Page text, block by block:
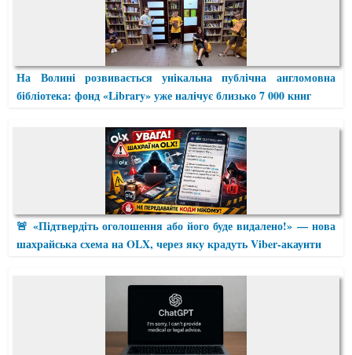
На Волині розвивається унікальна публічна англомовна
бібліотека: фонд «Library» уже налічує близько 7 000 книг
🚨 «Підтвердіть оголошення або його буде видалено!» — нова
шахрайська схема на OLX, через яку крадуть Viber-акаунти